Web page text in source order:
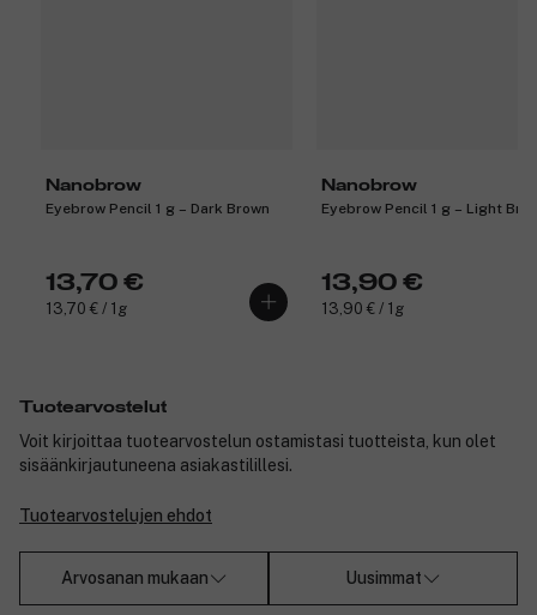
Nanobrow
Eyebrow Pencil 1 g – Dark Brown
13,70 €
13,70 € / 1g
Nanobrow
Eyebrow Pencil 1 g – Light
13,90 €
13,90 € / 1g
Tuotearvostelut
Voit kirjoittaa tuotearvostelun ostamistasi tuotteista, kun olet
sisäänkirjautuneena asiakastilillesi.
Tuotearvostelujen ehdot
Arvosanan mukaan Uusimmat